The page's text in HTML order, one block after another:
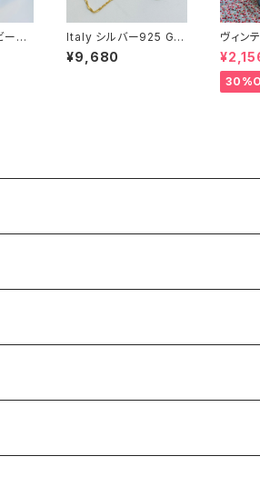
ズ
Italy シルバー925 GP
ツイストチェーン（45.5
cm）
¥9,680
ヴィン
フクロ